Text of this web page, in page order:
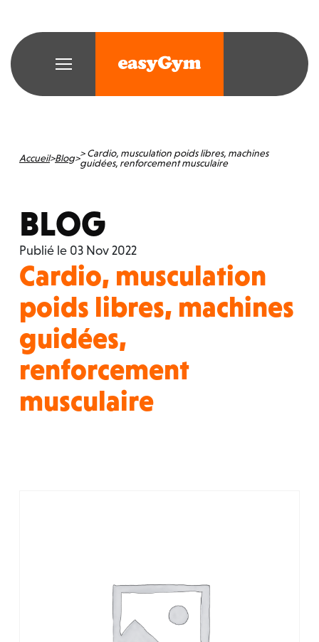
Accueil>Blog>> Cardio, musculation poids libres, machines
guidées, renforcement musculaire
BLOG
Publié le 03 Nov 2022
Cardio, musculation
poids libres, machines
guidées,
renforcement
musculaire